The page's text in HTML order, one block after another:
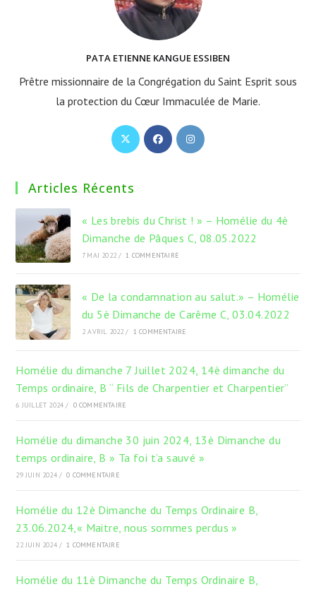
PATA ETIENNE KANGUE ESSIBEN
Prêtre missionnaire de la Congrégation du Saint Esprit sous
la protection du Cœur Immaculée de Marie.
S’ouvre
dans
S’ouvre
dans
S’ouvre
Articles Récents
« Les brebis du Christ ! » – Homélie du 4è
Dimanche de Pâques C, 08.05.2022
7 MAI 2022 / 1 COMMENTAIRE
« De la condamnation au salut.» – Homélie
du 5è Dimanche de Carême C, 03.04.2022
2 AVRIL 2022 / 1 COMMENTAIRE
Homélie du dimanche 7 Juillet 2024, 14è dimanche du
Temps ordinaire, B “ Fils de Charpentier et Charpentier”
6 JUILLET 2024 / 0 COMMENTAIRE
Homélie du dimanche 30 juin 2024, 13è Dimanche du
temps ordinaire, B » Ta foi t’a sauvé »
29 JUIN 2024 / 0 COMMENTAIRE
Homélie du 12è Dimanche du Temps Ordinaire B,
23.06.2024,« Maitre, nous sommes perdus »
22 JUIN 2024 / 1 COMMENTAIRE
Homélie du 11è Dimanche du Temps Ordinaire B,